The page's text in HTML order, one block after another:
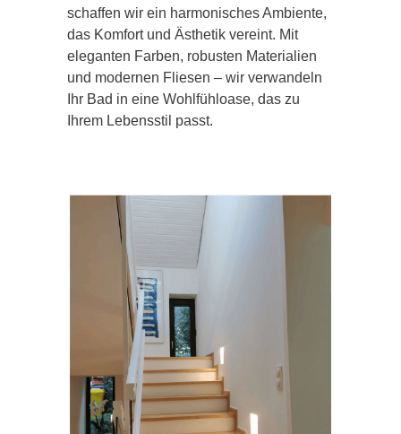
schaffen wir ein harmonisches Ambiente,
das Komfort und Ästhetik vereint. Mit
eleganten Farben, robusten Materialien
und modernen Fliesen – wir verwandeln
Ihr Bad in eine Wohlfühloase, das zu
Ihrem Lebensstil passt.